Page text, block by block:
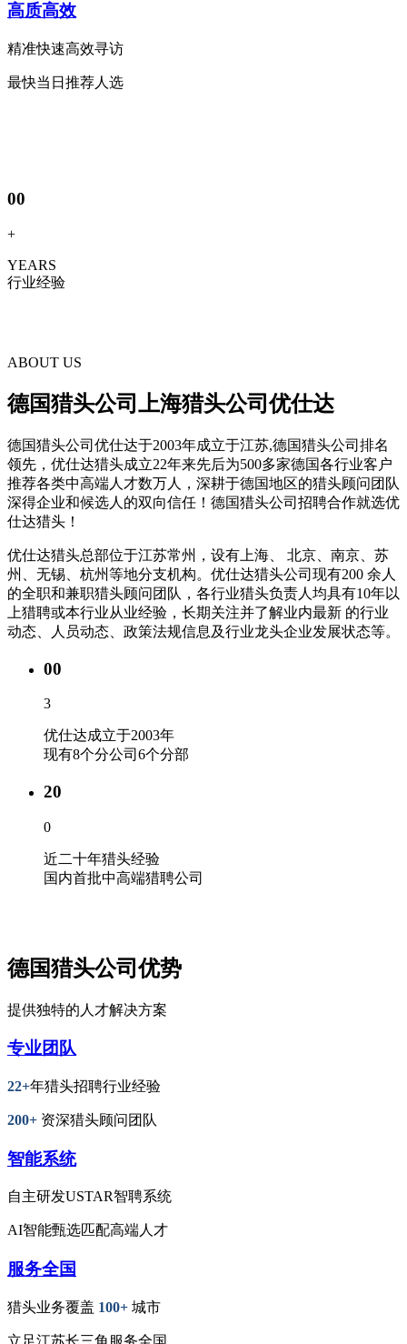
高质高效
精准快速高效寻访
最快当日推荐人选
00
+
YEARS
行业经验
ABOUT US
德国猎头公司上海猎头公司优仕达
德国猎头公司优仕达于2003年成立于江苏,德国猎头公司排名
领先，优仕达猎头成立22年来先后为500多家德国各行业客户
推荐各类中高端人才数万人，深耕于德国地区的猎头顾问团队
深得企业和候选人的双向信任！德国猎头公司招聘合作就选优
仕达猎头！
优仕达猎头总部位于江苏常州，设有上海、 北京、南京、苏
州、无锡、杭州等地分支机构。优仕达猎头公司现有200 余人
的全职和兼职猎头顾问团队，各行业猎头负责人均具有10年以
上猎聘或本行业从业经验，长期关注并了解业内最新 的行业
动态、人员动态、政策法规信息及行业龙头企业发展状态等。
00
3
优仕达成立于2003年
现有8个分公司6个分部
20
0
近二十年猎头经验
国内首批中高端猎聘公司
德国猎头公司优势
提供独特的人才解决方案
专业团队
22+年猎头招聘行业经验
200+ 资深猎头顾问团队
智能系统
自主研发USTAR智聘系统
AI智能甄选匹配高端人才
服务全国
猎头业务覆盖 100+ 城市
立足江苏长三角服务全国